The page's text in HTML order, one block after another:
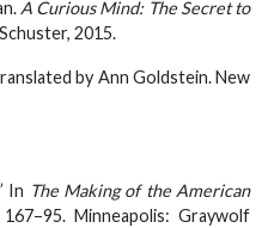
A Curious Mind: The Secret to
2015.
by Ann Goldstein. New
In The Making of the American
Minneapolis: Graywolf